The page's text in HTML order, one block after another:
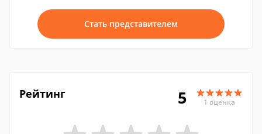
Стать представителем
Рейтинг 5 1 оценка